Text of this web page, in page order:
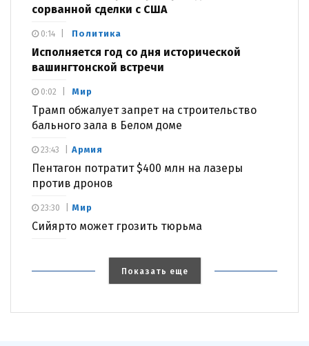
сорванной сделки с США
Политика
Исполняется год со дня исторической
вашингтонской встречи
0:14
Мир
Трамп обжалует запрет на строительство
бального зала в Белом доме
0:02
Армия
Пентагон потратит $400 млн на лазеры
против дронов
23:43
Мир
Сийярто может грозить тюрьма
23:30
Показать еще